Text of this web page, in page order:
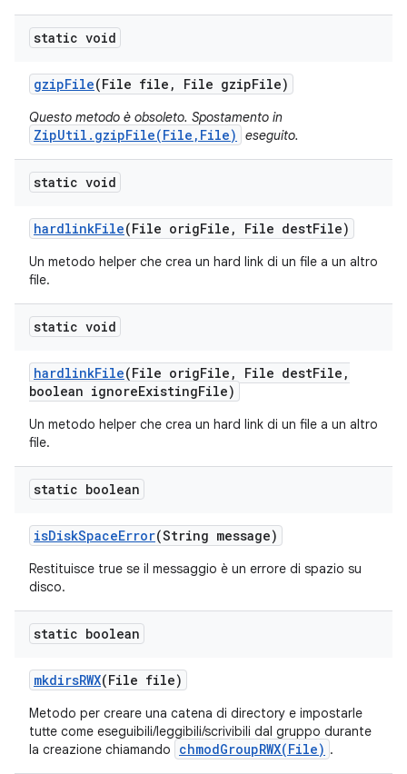
static void
gzipFile(File file , File gzipFile)
Questo metodo è obsoleto. Spostamento in
ZipUtil.gzipFile(File,File) eseguito.
static void
hardlinkFile(File origFile , File destFile)
Un metodo helper che crea un hard link di un file a un altro
file.
static void
hardlinkFile(File origFile , File destFile ,
boolean ignoreExistingFile)
Un metodo helper che crea un hard link di un file a un altro
file.
static boolean
isDiskSpaceError(String message)
Restituisce true se il messaggio è un errore di spazio su
disco.
static boolean
mkdirsRWX(File file)
Metodo per creare una catena di directory e impostarle
tutte come eseguibili/leggibili/scrivibili dal gruppo durante
la creazione chiamando
chmodGroupRWX(File) .